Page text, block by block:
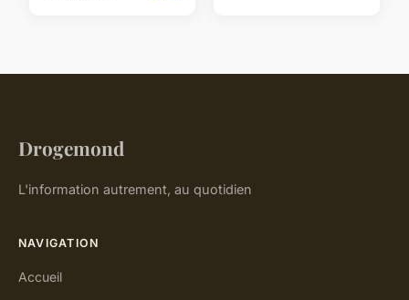
Drogemond
L'information autrement, au quotidien
NAVIGATION
Accueil